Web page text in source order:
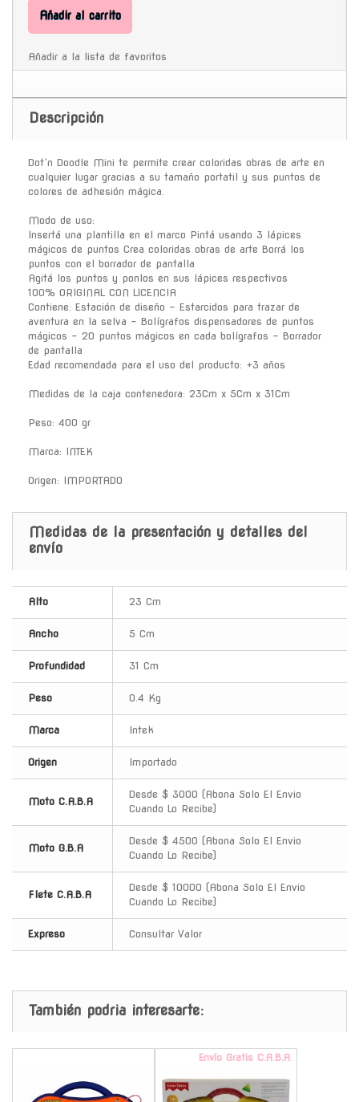
Añadir al carrito
Añadir a la lista de favoritos
Descripción
Dot´n Doodle Mini te permite crear coloridas obras de arte en
cualquier lugar gracias a su tamaño portatil y sus puntos de
colores de adhesión mágica.
Modo de uso:
Insertá una plantilla en el marco Pintá usando 3 lápices
mágicos de puntos Crea coloridas obras de arte Borrá los
puntos con el borrador de pantalla
Agitá los puntos y ponlos en sus lápices respectivos
100% ORIGINAL CON LICENCIA
Contiene: Estación de diseño - Estarcidos para trazar de
aventura en la selva - Bolígrafos dispensadores de puntos
mágicos - 20 puntos mágicos en cada bolígrafos - Borrador
de pantalla
Edad recomendada para el uso del producto: +3 años
Medidas de la caja contenedora: 23Cm x 5Cm x 31Cm
Peso: 400 gr
Marca: INTEK
Origen: IMPORTADO
Medidas de la presentación y detalles del
envío
Alto 23 Cm
Ancho 5 Cm
Profundidad 31 Cm
Peso 0.4 Kg
Marca Intek
Origen Importado
Moto C.A.B.A
Desde $ 3000 (Abona Solo El Envio
Cuando Lo Recibe)
Moto G.B.A
Desde $ 4500 (Abona Solo El Envio
Cuando Lo Recibe)
Flete C.A.B.A
Desde $ 10000 (Abona Solo El Envio
Cuando Lo Recibe)
Expreso Consultar Valor
También podria interesarte:
Envío Gratis C.A.B.A.